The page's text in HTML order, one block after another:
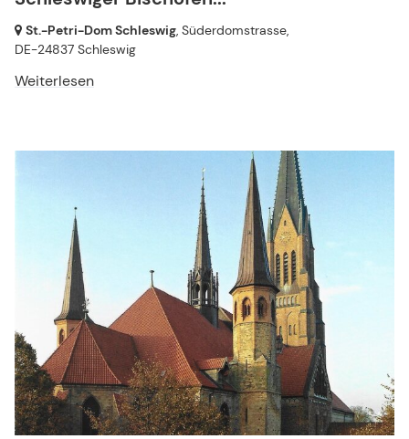
St.-Petri-Dom Schleswig, Süderdomstrasse,
DE-24837 Schleswig
Weiterlesen